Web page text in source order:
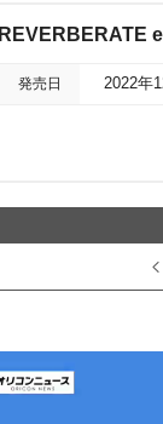
REVERBERATE
発売日 2022年